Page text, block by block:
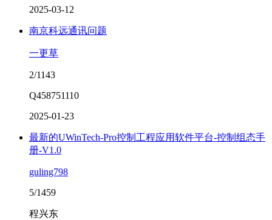
2025-03-12
南京科远通讯问题
一更草
2/1143
Q458751110
2025-01-23
最新的UWinTech-Pro控制工程应用软件平台-控制组态手
册-V1.0
guling798
5/1459
程兴东